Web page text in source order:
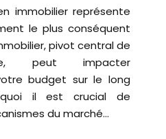
immobilier représente
le plus conséquent
pivot central de
peut impacter
budget sur le long
il est crucial de
du marché…